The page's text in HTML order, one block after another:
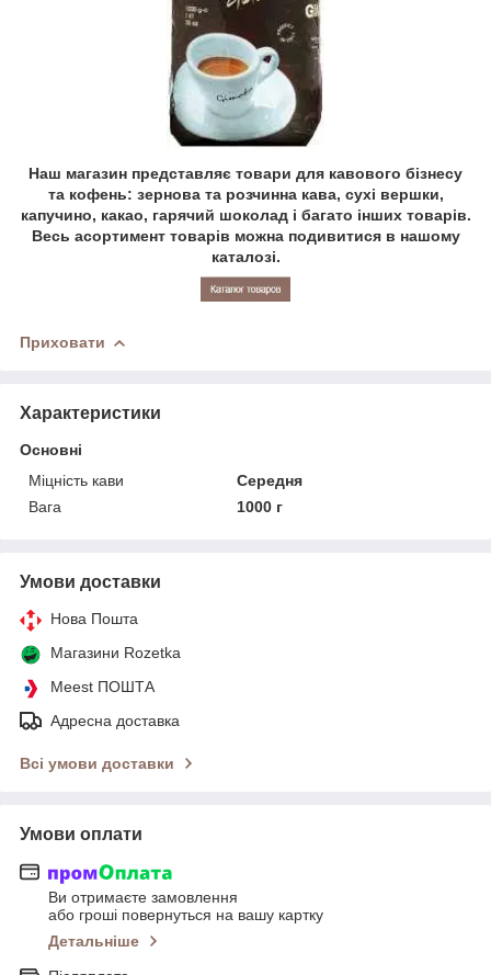
Наш магазин представляє товари для кавового бізнесу
та кофень: зернова та розчинна кава, сухі вершки,
капучино, какао, гарячий шоколад і багато інших товарів.
Весь асортимент товарів можна подивитися в нашому
каталозі.
Приховати
Характеристики
Основні
Міцність кави
Середня
Вага
1000 г
Умови доставки
Нова Пошта
Магазини Rozetka
Meest ПОШТА
Адресна доставка
Всі умови доставки
Умови оплати
Ви отримаєте замовлення
або гроші повернуться на вашу картку
Детальніше